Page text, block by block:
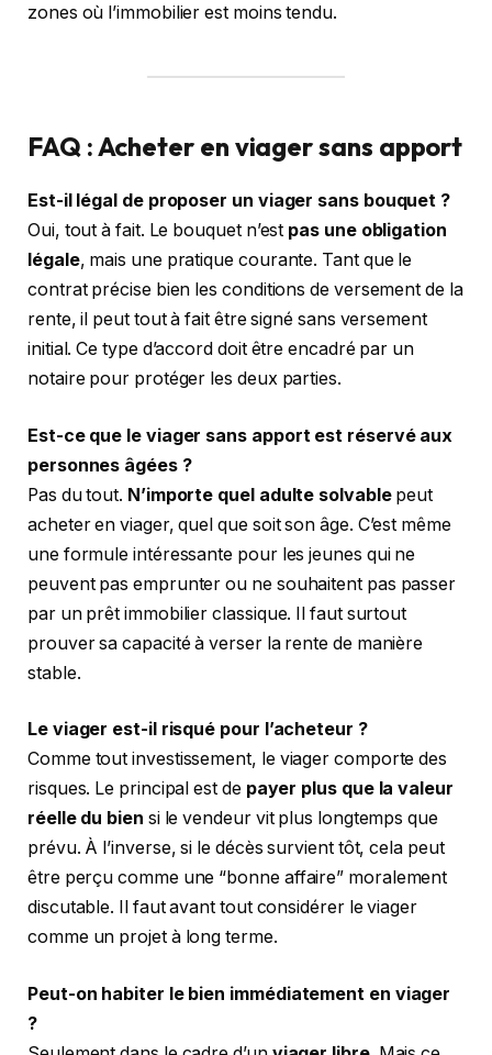
zones où l’immobilier est moins tendu.
FAQ : Acheter en viager sans apport
Est-il légal de proposer un viager sans bouquet ?
Oui, tout à fait. Le bouquet n’est pas une obligation
légale, mais une pratique courante. Tant que le
contrat précise bien les conditions de versement de la
rente, il peut tout à fait être signé sans versement
initial. Ce type d’accord doit être encadré par un
notaire pour protéger les deux parties.
Est-ce que le viager sans apport est réservé aux
personnes âgées ?
Pas du tout. N’importe quel adulte solvablepeut
acheter en viager, quel que soit son âge. C’est même
une formule intéressante pour les jeunes qui ne
peuvent pas emprunter ou ne souhaitent pas passer
par un prêt immobilier classique. Il faut surtout
prouver sa capacité à verser la rente de manière
stable.
Le viager est-il risqué pour l’acheteur ?
Comme tout investissement, le viager comporte des
risques. Le principal est de payer plus que la valeur
réelle du bien si le vendeur vit plus longtemps que
prévu. À l’inverse, si le décès survient tôt, cela peut
être perçu comme une “bonne affaire” moralement
discutable. Il faut avant tout considérer le viager
comme un projet à long terme.
Peut-on habiter le bien immédiatement en viager
?